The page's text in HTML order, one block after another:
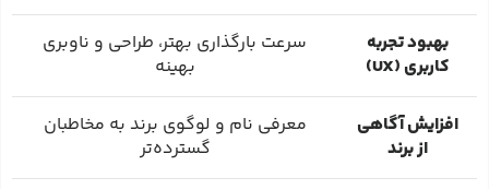
بهبود تجربه
کاربری (UX)
سرعت بارگذاری بهتر، طراحی و ناوبری
بهینه
افزایش آگاهی
از برند
معرفی نام و لوگوی برند به مخاطبان
گسترده‌تر